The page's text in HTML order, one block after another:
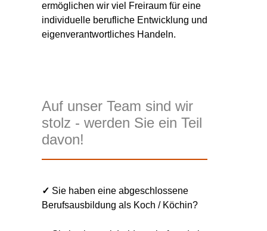
ermöglichen wir viel Freiraum für eine
individuelle berufliche Entwicklung und
eigenverantwortliches Handeln.
Auf unser Team sind wir
stolz - werden Sie ein Teil
davon!
✓ Sie haben eine abgeschlossene
Berufsausbildung als Koch / Köchin?